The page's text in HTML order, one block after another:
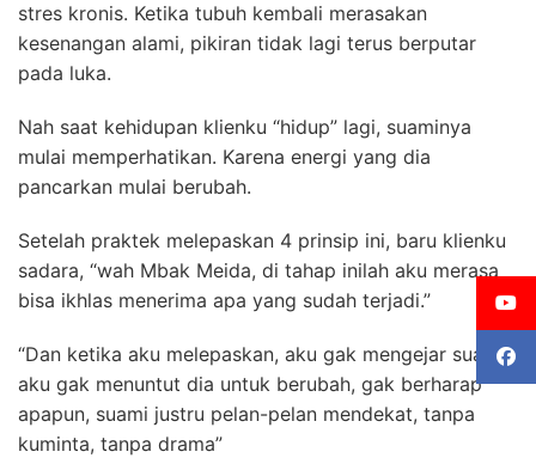
stres kronis. Ketika tubuh kembali merasakan
kesenangan alami, pikiran tidak lagi terus berputar
pada luka.
Nah saat kehidupan klienku “hidup” lagi, suaminya
mulai memperhatikan. Karena energi yang dia
pancarkan mulai berubah.
Setelah praktek melepaskan 4 prinsip ini, baru klienku
sadara, “wah Mbak Meida, di tahap inilah aku merasa
bisa ikhlas menerima apa yang sudah terjadi.”
“Dan ketika aku melepaskan, aku gak mengejar suami,
aku gak menuntut dia untuk berubah, gak berharap
apapun, suami justru pelan-pelan mendekat, tanpa
kuminta, tanpa drama”